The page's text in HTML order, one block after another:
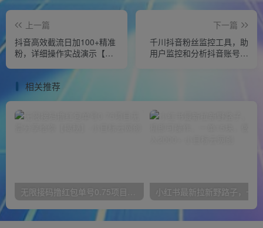
上一篇
抖音高效截流日加100+精准
粉，详细操作实战演示【揭
下一篇
千川抖音粉丝监控工具，助
用户监控和分析抖音账号粉
相关推荐
无限接码撸红包单号0.75项目无偿分享给你【揭秘】